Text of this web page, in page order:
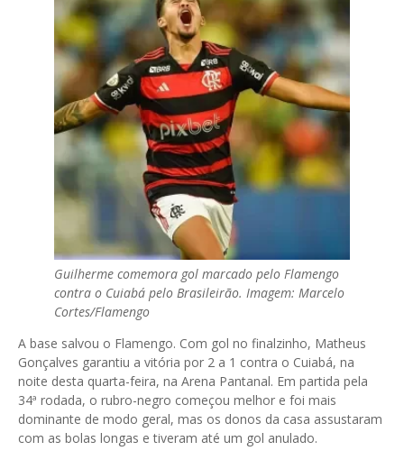
Guilherme comemora gol marcado pelo Flamengo
contra o Cuiabá pelo Brasileirão. Imagem: Marcelo
Cortes/Flamengo
A base salvou o Flamengo. Com gol no finalzinho, Matheus
Gonçalves garantiu a vitória por 2 a 1 contra o Cuiabá, na
noite desta quarta-feira, na Arena Pantanal. Em partida pela
34ª rodada, o rubro-negro começou melhor e foi mais
dominante de modo geral, mas os donos da casa assustaram
com as bolas longas e tiveram até um gol anulado.